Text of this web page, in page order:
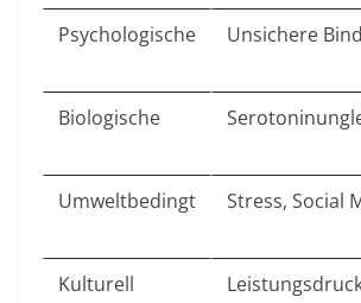
Psychologische
Unsichere
Biologische
Umweltbedingt
Stress, Social
Kulturell